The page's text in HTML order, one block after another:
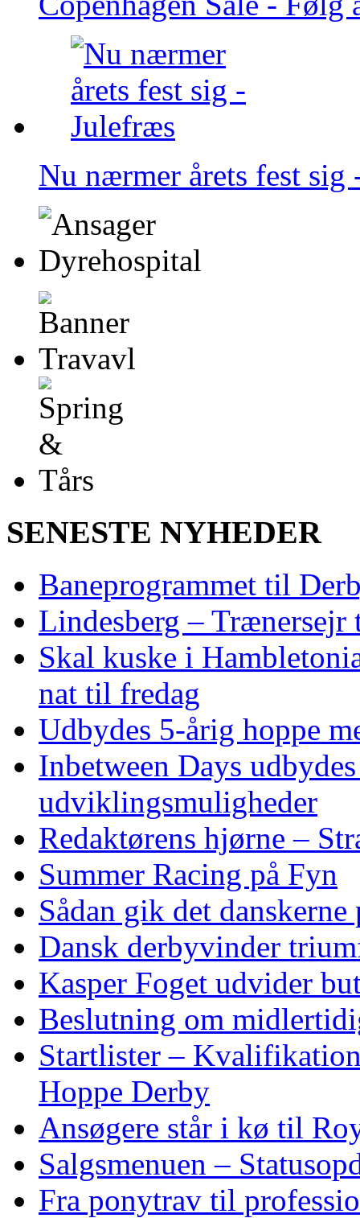
Nu nærmer årets fest sig
SENESTE NYHEDER
Baneprogrammet til
Lindesberg – Trænersejr
Skal kuske i
nat til fredag
Udbydes 5‑årig hoppe
Inbetween Days
udviklingsmuligheder
Redaktørens hjørne –
Summer Racing på Fyn
Sådan gik det
Dansk derbyvinder
Kasper Foget udvider
Beslutning om
Startlister –
Hoppe Derby
Ansøgere står i kø til
Salgsmenuen –
Fra ponytrav til